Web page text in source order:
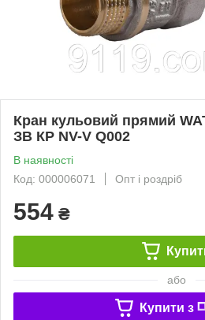
Кран кульовий прямий
ЗВ КP NV-V Q002
В наявності
Код: 000006071
Опт і роздріб
554 ₴
або
Купити з